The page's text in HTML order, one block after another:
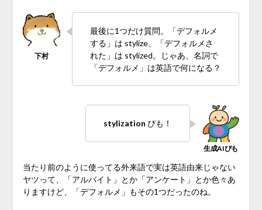
最後に1つだけ質問。「デフォルメ
する」は stylize、「デフォルメさ
れた」は stylized。じゃあ、名詞で
「デフォルメ」は英語で何になる？
stylization ぴも！
当たり前のように使ってる外来語で実は英語由来じゃない
ヤツって、「アルバイト」とか「アンケート」とか色々あ
りますけど、「デフォルメ」もその1つだったのね。